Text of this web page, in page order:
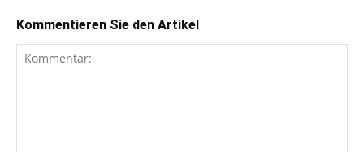
Kommentieren Sie den Artikel